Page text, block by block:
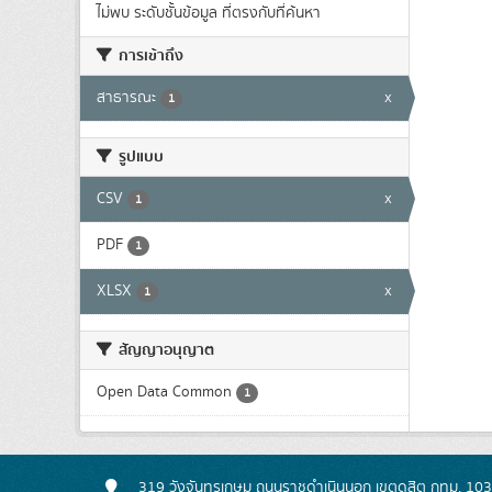
ไม่พบ ระดับชั้นข้อมูล ที่ตรงกับที่ค้นหา
การเข้าถึง
สาธารณะ 1 x
รูปแบบ
CSV 1 x
PDF 1
XLSX 1 x
สัญญาอนุญาต
Open Data Common 1
319 วังจันทรเกษม ถนนราชดำเนินนอก เขตดุสิต กทม.